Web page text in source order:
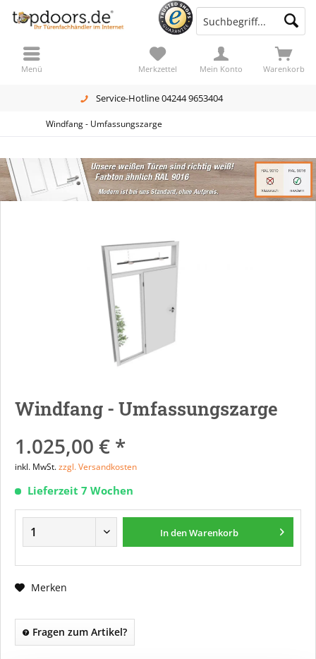
Service-Hotline 04244 9653404
Warenkorb
Merkzettel Mein Konto
Menü
Windfang - Umfassungszarge
Windfang - Umfassungszarge
1.025,00 € *
inkl. MwSt.zzgl. Versandkosten
Lieferzeit 7 Wochen
In denWarenkorb
Merken
Fragen zum Artikel?